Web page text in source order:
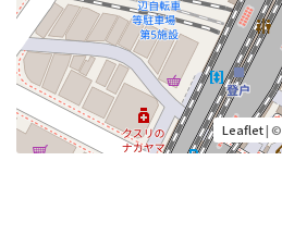
Leaflet| ©